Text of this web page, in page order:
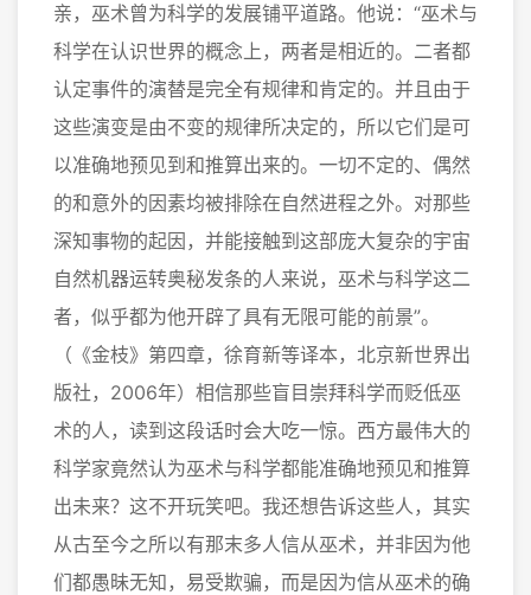
亲，巫术曾为科学的发展铺平道路。他说：“巫术与
科学在认识世界的概念上，两者是相近的。二者都
认定事件的演替是完全有规律和肯定的。并且由于
这些演变是由不变的规律所决定的，所以它们是可
以准确地预见到和推算出来的。一切不定的、偶然
的和意外的因素均被排除在自然进程之外。对那些
深知事物的起因，并能接触到这部庞大复杂的宇宙
自然机器运转奥秘发条的人来说，巫术与科学这二
者，似乎都为他开辟了具有无限可能的前景”。
（《金枝》第四章，徐育新等译本，北京新世界出
版社，2006年）相信那些盲目崇拜科学而贬低巫
术的人，读到这段话时会大吃一惊。西方最伟大的
科学家竟然认为巫术与科学都能准确地预见和推算
出未来？这不开玩笑吧。我还想告诉这些人，其实
从古至今之所以有那末多人信从巫术，并非因为他
们都愚昧无知，易受欺骗，而是因为信从巫术的确